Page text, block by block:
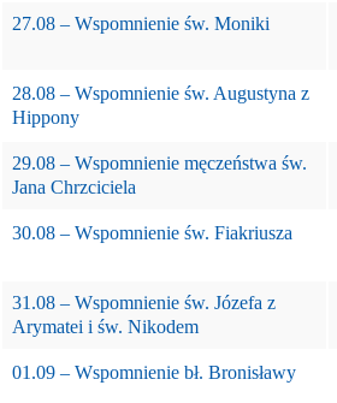
27.08 – Wspomnienie św. Moniki
28.08 – Wspomnienie św. Augustyna z
Hippony
29.08 – Wspomnienie męczeństwa św.
Jana Chrzciciela
30.08 – Wspomnienie św. Fiakriusza
31.08 – Wspomnienie św. Józefa z
Arymatei i św. Nikodem
01.09 – Wspomnienie bł. Bronisławy